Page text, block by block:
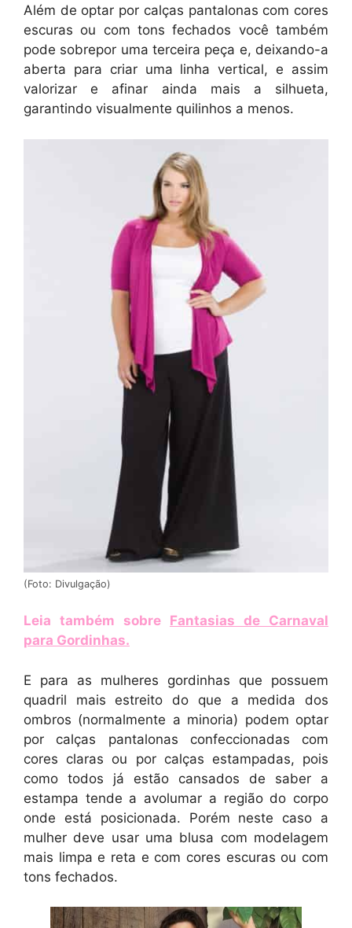
Além de optar por calças pantalonas com cores
escuras ou com tons fechados você também
pode sobrepor uma terceira peça e, deixando-a
aberta para criar uma linha vertical, e assim
valorizar e afinar ainda mais a silhueta,
garantindo visualmente quilinhos a menos.
(Foto: Divulgação)
Leia também sobre Fantasias de Carnaval
para Gordinhas.
E para as mulheres gordinhas que possuem
quadril mais estreito do que a medida dos
ombros (normalmente a minoria) podem optar
por calças pantalonas confeccionadas com
cores claras ou por calças estampadas, pois
como todos já estão cansados de saber a
estampa tende a avolumar a região do corpo
onde está posicionada. Porém neste caso a
mulher deve usar uma blusa com modelagem
mais limpa e reta e com cores escuras ou com
tons fechados.